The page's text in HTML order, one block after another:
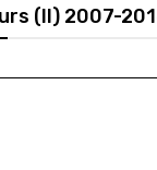
(II) 2007-